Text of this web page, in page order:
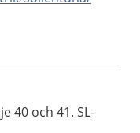
40 och 41. SL-